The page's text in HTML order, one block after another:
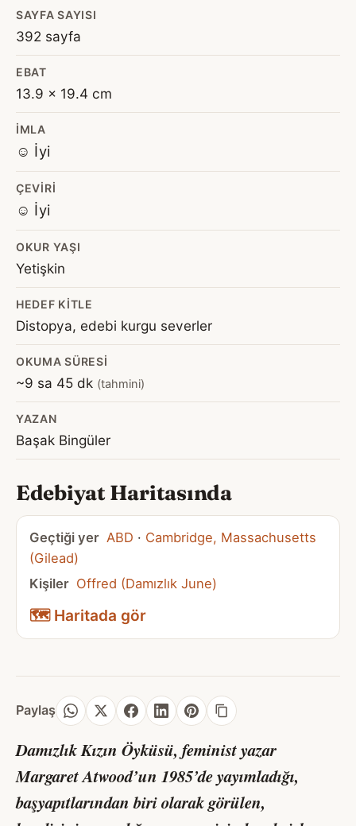
SAYFA SAYISI
392 sayfa
EBAT
13.9 x 19.4 cm
İMLA
☺️ İyi
ÇEVIRI
☺️ İyi
OKUR YAŞI
Yetişkin
HEDEF KITLE
Distopya, edebi kurgu severler
OKUMA SÜRESI
~9 sa 45 dk (tahmini)
YAZAN
Başak Bingüler
Edebiyat Haritasında
Geçtiği yer ABD · Cambridge, Massachusetts
(Gilead)
Kişiler Offred (Damızlık June)
🗺️ Haritada gör
Paylaş
Damızlık Kızın Öyküsü, feminist yazar
Margaret Atwood’un 1985’de yayımladığı,
başyapıtlarından biri olarak görülen,